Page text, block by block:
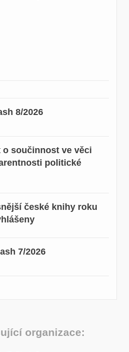
8/2026
o součinnost ve věci
politické
české knihy roku
7/2026
organizace: